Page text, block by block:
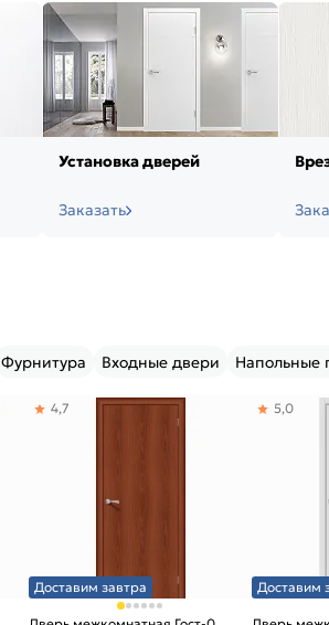
Установка дверей
Заказать
Фурнитура Входные двери Напольные
Доставим завтра
4,7
Доставим
5,0